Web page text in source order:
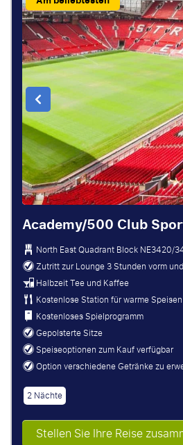
Academy/500 Club
North East Quadrant BlockNE3420/
Zutritt zur Lounge 3 Stunden vorm
Halbzeit Tee und Kaffee
Kostenlose Station für warme Speisen
Kostenloses Spielprogramm
Gepolsterte Sitze
Speiseoptionen zum Kauf verfügbar
Option verschiedene Getränke zu
2 Nächte
Stellen Sie Ihre Reise